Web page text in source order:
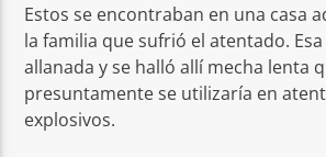
Estos se encontraban en una casa
la familia que sufrió el atentado.
allanada y se halló allí mecha lenta
presuntamente se utilizaría en
explosivos.